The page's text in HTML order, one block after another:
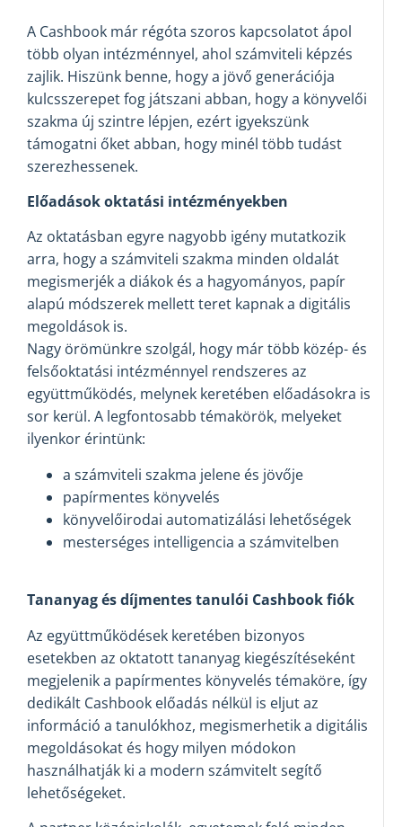
A Cashbook már régóta szoros kapcsolatot ápol
több olyan intézménnyel, ahol számviteli képzés
zajlik. Hiszünk benne, hogy a jövő generációja
kulcsszerepet fog játszani abban, hogy a könyvelői
szakma új szintre lépjen, ezért igyekszünk
támogatni őket abban, hogy minél több tudást
szerezhessenek.
Előadások oktatási intézményekben
Az oktatásban egyre nagyobb igény mutatkozik
arra, hogy a számviteli szakma minden oldalát
megismerjék a diákok és a hagyományos, papír
alapú módszerek mellett teret kapnak a digitális
megoldások is.
Nagy örömünkre szolgál, hogy már több közép- és
felsőoktatási intézménnyel rendszeres az
együttműködés, melynek keretében előadásokra is
sor kerül. A legfontosabb témakörök, melyeket
ilyenkor érintünk:
a számviteli szakma jelene és jövője
papírmentes könyvelés
könyvelőirodai automatizálási lehetőségek
mesterséges intelligencia a számvitelben
Tananyag és díjmentes tanulói Cashbook fiók
Az együttműködések keretében bizonyos
esetekben az oktatott tananyag kiegészítéseként
megjelenik a papírmentes könyvelés témaköre, így
dedikált Cashbook előadás nélkül is eljut az
információ a tanulókhoz, megismerhetik a digitális
megoldásokat és hogy milyen módokon
használhatják ki a modern számvitelt segítő
lehetőségeket.